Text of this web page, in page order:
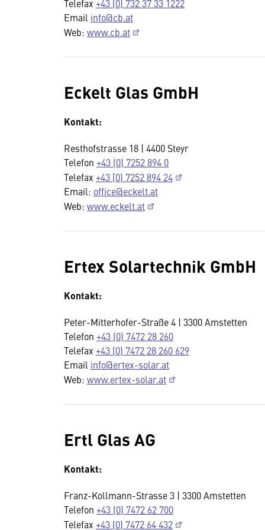
Telefax +43 (0) 732 37 33 1222
Email info@cb.at
Web: www.cb.at
Eckelt Glas GmbH
Kontakt:
Resthofstrasse 18 | 4400 Steyr
Telefon +43 (0) 7252 894 0
Telefax +43 [0) 7252 894 24
Email: office@eckelt.at
Web: www.eckelt.at
Ertex Solartechnik GmbH
Kontakt:
Peter-Mitterhofer-Straße 4 | 3300 Amstetten
Telefon +43 (0) 7472 28 260
Telefax +43 (0) 7472 28 260 629
Email info@ertex-solar.at
Web: www.ertex-solar.at
Ertl Glas AG
Kontakt:
Franz-Kollmann-Strasse 3 | 3300 Amstetten
Telefon +43 (0) 7472 62 700
Telefax +43 (0) 7472 64 432